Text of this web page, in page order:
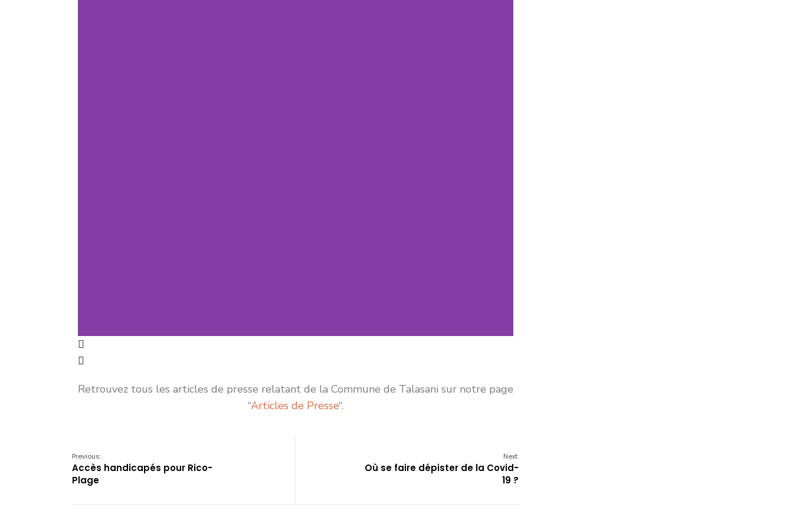
Retrouvez tous les articles de presse relatant de la Commune de Talasani sur notre page
“Articles de Presse“.
Previous:
Accès handicapés pour Rico-
Plage
Next:
Où se faire dépister de la Covid-
19 ?